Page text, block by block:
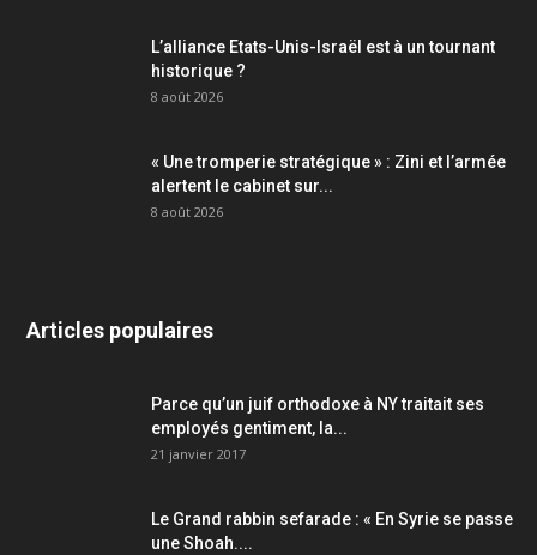
L’alliance Etats-Unis-Israël est à un tournant
historique ?
8 août 2026
« Une tromperie stratégique » : Zini et l’armée
alertent le cabinet sur...
8 août 2026
Articles populaires
Parce qu’un juif orthodoxe à NY traitait ses
employés gentiment, la...
21 janvier 2017
Le Grand rabbin sefarade : « En Syrie se passe
une Shoah....